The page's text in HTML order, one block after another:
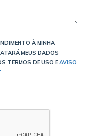
À MINHA
MEUS DADOS
TERMOS DE USO E AVISO